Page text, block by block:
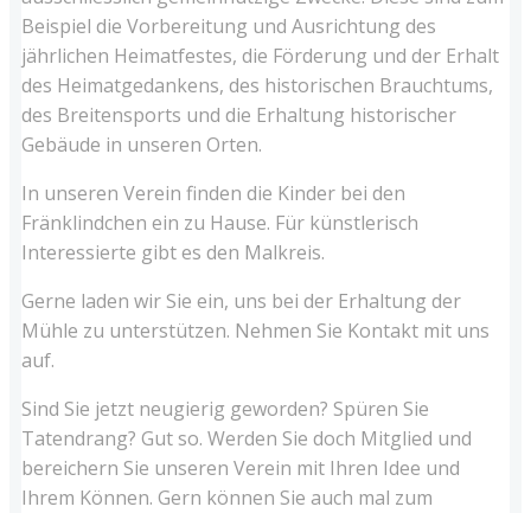
Beispiel die Vorbereitung und Ausrichtung des
jährlichen Heimatfestes, die Förderung und der Erhalt
des Heimatgedankens, des historischen Brauchtums,
des Breitensports und die Erhaltung historischer
Gebäude in unseren Orten.
In unseren Verein finden die Kinder bei den
Fränklindchen ein zu Hause. Für künstlerisch
Interessierte gibt es den Malkreis.
Gerne laden wir Sie ein, uns bei der Erhaltung der
Mühle zu unterstützen. Nehmen Sie Kontakt mit uns
auf.
Sind Sie jetzt neugierig geworden? Spüren Sie
Tatendrang? Gut so. Werden Sie doch Mitglied und
bereichern Sie unseren Verein mit Ihren Idee und
Ihrem Können. Gern können Sie auch mal zum